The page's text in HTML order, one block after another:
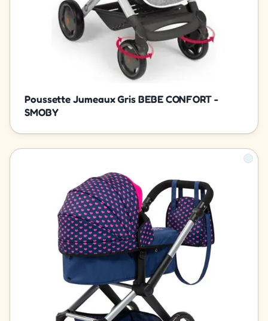
Poussette Jumeaux Gris BEBE CONFORT -
SMOBY